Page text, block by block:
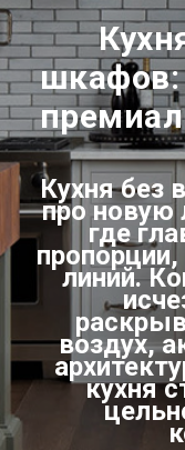
шкафов:
Кухня без
про новую
где
линий.
воздух,
кухня